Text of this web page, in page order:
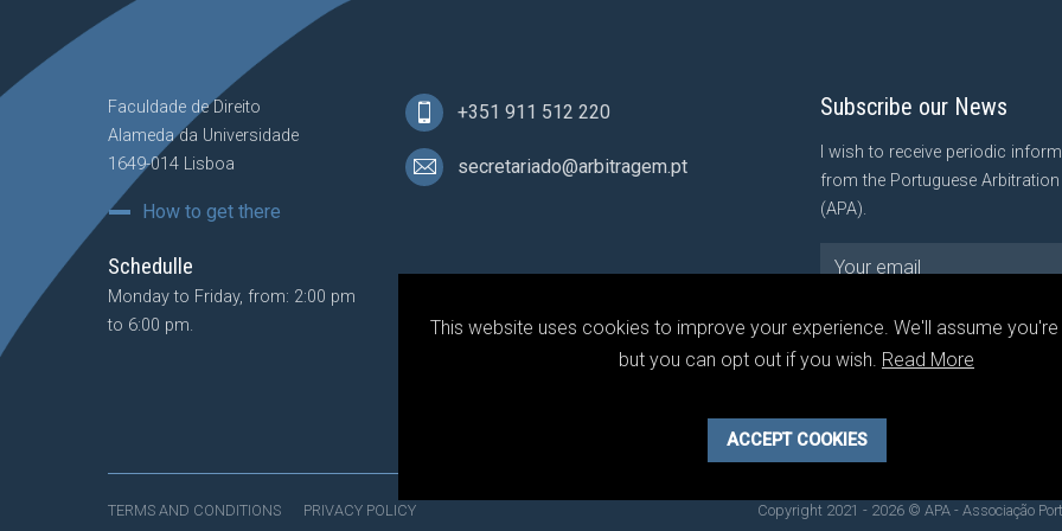
Faculdade de Direito
Alameda da Universidade
1649-014 Lisboa
How to get there
Schedulle
Monday to Friday, from: 2:00 pm
to 6:00 pm.
+351 911 512 220
secretariado@arbitragem.pt
Subscribe our News
I wish to receive periodic
from the Portuguese
(APA).
I agree to the Privacy Policyof the
Arbitration Association, which I
understood.
TERMS AND CONDITIONS PRIVACY POLICY Copyright 2021 - 2026 © APA - Associação
This website uses cookies to improve your experience. We'll assume you're
but you can opt out if you wish. Read More
ACCEPT COOKIES